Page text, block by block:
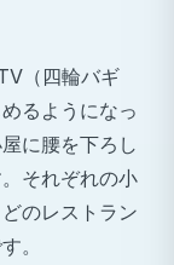
（四輪バギ
るようになっ
に腰を下ろし
それぞれの小
のレストラン
。